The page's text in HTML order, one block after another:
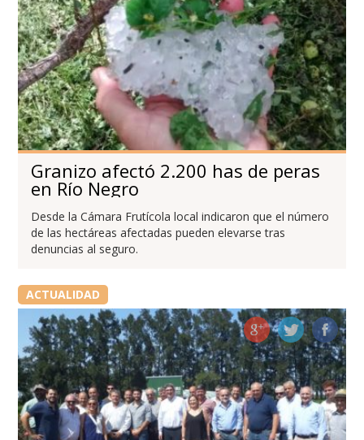
Granizo afectó 2.200 has de peras
en Río Negro
Desde la Cámara Frutícola local indicaron que el número
de las hectáreas afectadas pueden elevarse tras
denuncias al seguro.
ACTUALIDAD